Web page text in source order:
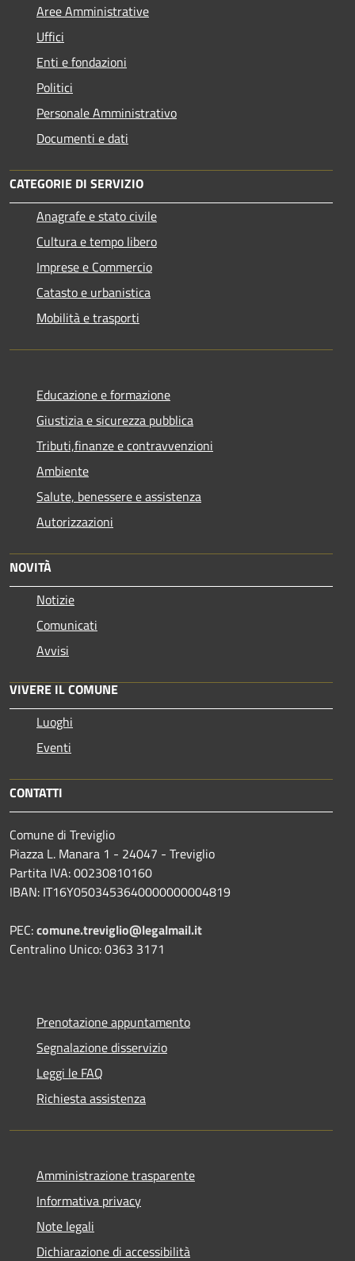
Aree Amministrative
Uffici
Enti e fondazioni
Politici
Personale Amministrativo
Documenti e dati
CATEGORIE DI SERVIZIO
Anagrafe e stato civile
Cultura e tempo libero
Imprese e Commercio
Catasto e urbanistica
Mobilità e trasporti
Educazione e formazione
Giustizia e sicurezza pubblica
Tributi,finanze e contravvenzioni
Ambiente
Salute, benessere e assistenza
Autorizzazioni
NOVITÀ
Notizie
Comunicati
Avvisi
VIVERE IL COMUNE
Luoghi
Eventi
CONTATTI
Comune di Treviglio
Piazza L. Manara 1 - 24047 - Treviglio
Partita IVA: 00230810160
IBAN: IT16Y0503453640000000004819
PEC:comune.treviglio@legalmail.it
Centralino Unico: 0363 3171
Prenotazione appuntamento
Segnalazione disservizio
Leggi le FAQ
Richiesta assistenza
Amministrazione trasparente
Informativa privacy
Note legali
Dichiarazione di accessibilità